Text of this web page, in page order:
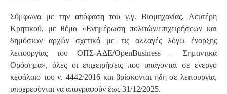
Σύμφωνα με την απόφαση του γ.γ. Βιομηχανίας, Λευτέρη
Κρητικού, με θέμα «Ενημέρωση πολιτών/επιχειρήσεων και
δημόσιων αρχών σχετικά με τις αλλαγές λόγω έναρξης
λειτουργίας του ΟΠΣ-ΑΔΕ/OpenBusiness – Σημαντικά
Ορόσημα», όλες οι επιχειρήσεις που υπάγονται σε ενεργό
κεφάλαιο του ν. 4442/2016 και βρίσκονται ήδη σε λειτουργία,
υποχρεούνται να απογραφούν έως 31/12/2025.